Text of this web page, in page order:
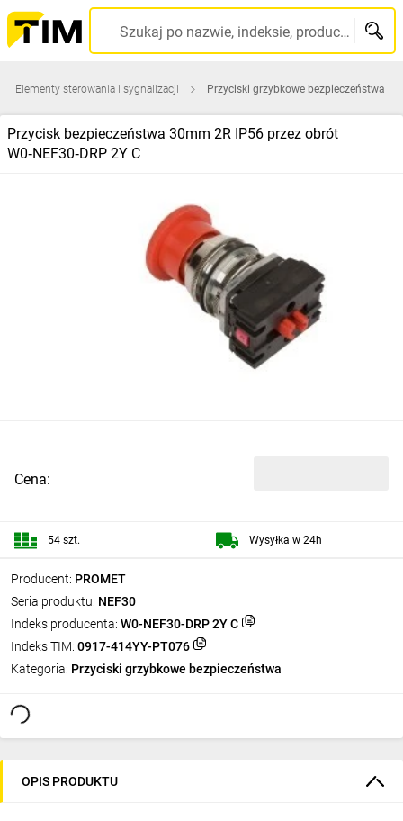
Szukaj po nazwie, indeksie, producencie, kodzie kreskowym...
Elementy sterowania i sygnalizacji Przyciski grzybkowe bezpieczeństwa
Przycisk bezpieczeństwa 30mm 2R IP56 przez obrót
W0‑NEF30‑DRP 2Y C
Producent: PROMET
Seria produktu: NEF30
Indeks producenta: W0-NEF30-DRP 2Y C
Indeks TIM: 0917-414YY-PT076
Kategoria: Przyciski grzybkowe bezpieczeństwa
Cena:
54 szt. Wysyłka w 24h
OPIS PRODUKTU